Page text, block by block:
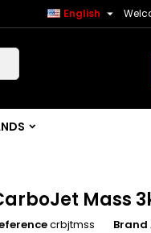
English 
Mass
crbjtmss Brand